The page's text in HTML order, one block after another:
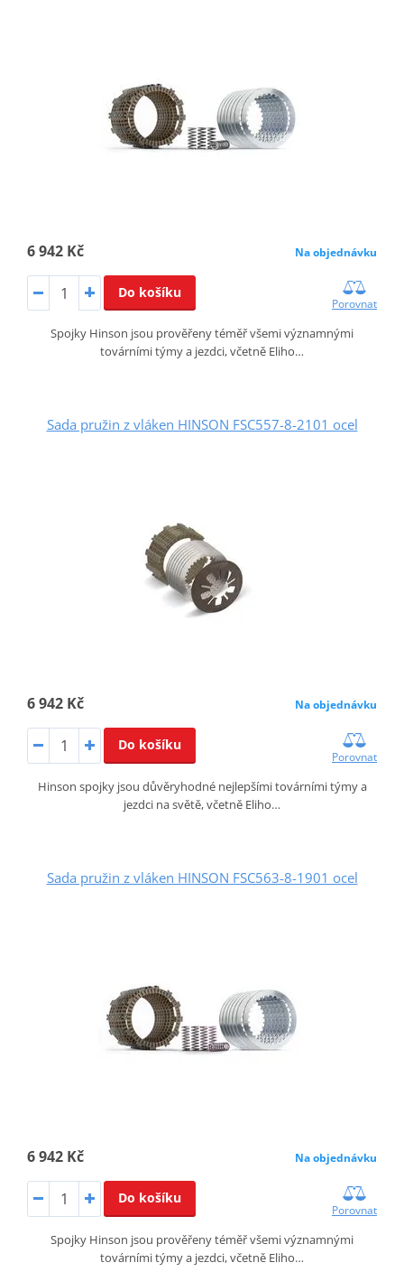
6 942 Kč Na objednávku
Do košíku
Porovnat
Spojky Hinson jsou prověřeny téměř všemi významnými
továrními týmy a jezdci, včetně Eliho…
Sada pružin z vláken HINSON FSC557-8-2101 ocel
6 942 Kč Na objednávku
Do košíku
Porovnat
Hinson spojky jsou důvěryhodné nejlepšími továrními týmy a
jezdci na světě, včetně Eliho…
Sada pružin z vláken HINSON FSC563-8-1901 ocel
6 942 Kč Na objednávku
Do košíku
Porovnat
Spojky Hinson jsou prověřeny téměř všemi významnými
továrními týmy a jezdci, včetně Eliho…